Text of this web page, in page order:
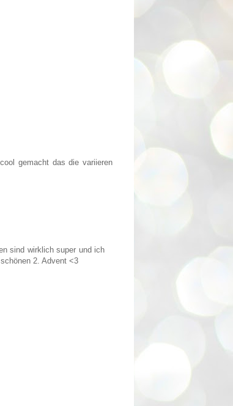
gemacht das die variieren
sind wirklich super und ich
2. Advent <3